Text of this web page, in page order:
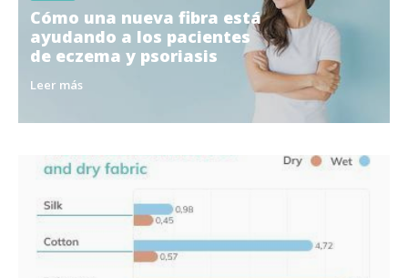
Cómo una nueva fibra está
ayudando a los pacientes
de eczema y psoriasis
Leer más